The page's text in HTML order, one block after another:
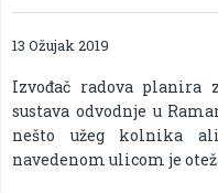
13 Ožujak 2019
Izvođač radova planira
sustava odvodnje u
nešto užeg kolnika
navedenom ulicom je